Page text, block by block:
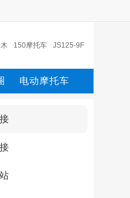
150摩托车 JS125-9F
摩托 豪爵铃木骊驰 摩
电动摩托车